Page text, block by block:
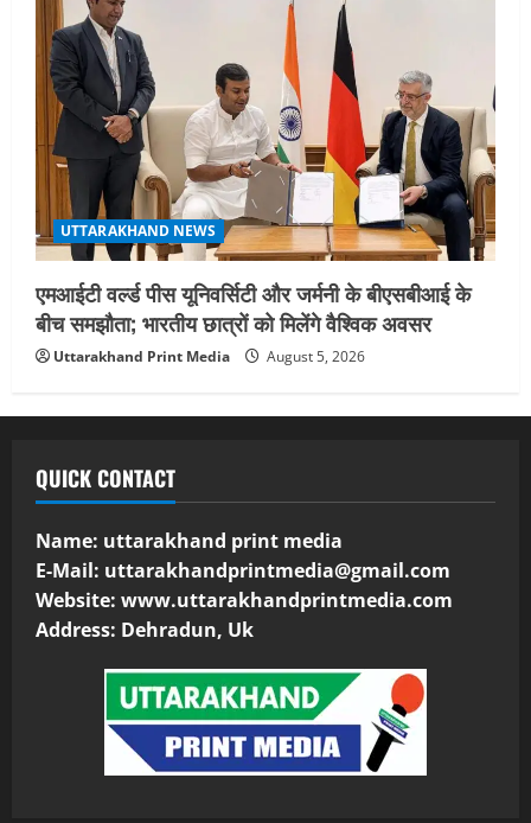
UTTARAKHAND NEWS
एमआईटी वर्ल्ड पीस यूनिवर्सिटी और जर्मनी के बीएसबीआई के
बीच समझौता; भारतीय छात्रों को मिलेंगे वैश्विक अवसर
Uttarakhand Print Media August 5, 2026
QUICK CONTACT
Name: uttarakhand print media
E-Mail: uttarakhandprintmedia@gmail.com
Website: www.uttarakhandprintmedia.com
Address: Dehradun, Uk